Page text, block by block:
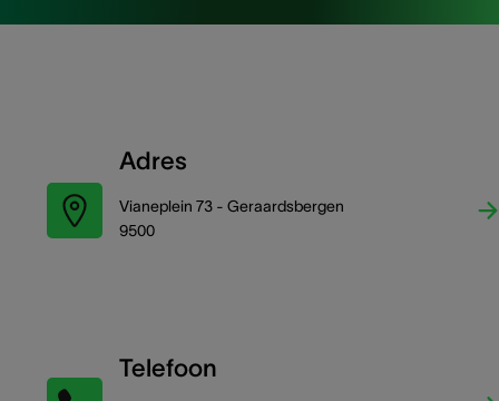
Adres
Vianeplein 73 - Geraardsbergen
9500
Telefoon